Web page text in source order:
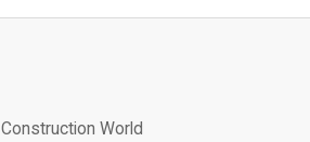
Construction World